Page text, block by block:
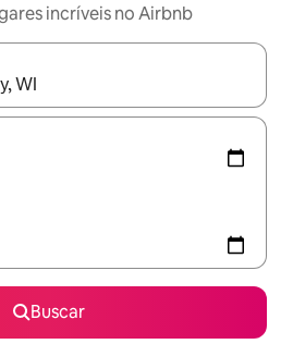
incríveis no Airbnb
estiverem disponíveis, explore-os
Buscar